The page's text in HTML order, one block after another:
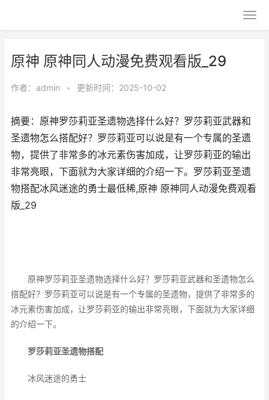
原神 原神同人动漫免费观看版_29
作者： admin • 更新时间：2025-10-02
摘要：原神罗莎莉亚圣遗物选择什么好？罗莎莉亚武器和
圣遗物怎么搭配好？罗莎莉亚可以说是有一个专属的圣遗
物，提供了非常多的冰元素伤害加成，让罗莎莉亚的输出
非常亮眼，下面就为大家详细的介绍一下。罗莎莉亚圣遗
物搭配冰风迷途的勇士最低稀,原神 原神同人动漫免费观看
版_29
原神罗莎莉亚圣遗物选择什么好？罗莎莉亚武器和圣遗物怎么
搭配好？罗莎莉亚可以说是有一个专属的圣遗物，提供了非常多的
冰元素伤害加成，让罗莎莉亚的输出非常亮眼，下面就为大家详细
的介绍一下。
罗莎莉亚圣遗物搭配
冰风迷途的勇士